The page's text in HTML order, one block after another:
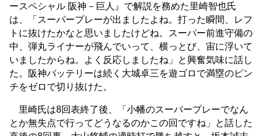
ースペシャル 阪神－巨人』で解説を務めた里崎智也氏
は、「スーパープレーが出ましたよね。打った瞬間、レフ
トに抜けたかなと思いましたけどね。スーパー前進守備の
中、弾丸ライナーが飛んでいって、横っとび、宙に浮いて
いましたからね。よく反応しましたね」と興奮気味に話し
た。阪神バッテリーは続く大城卓三を遊ゴロで満塁のピン
チをゼロで切り抜けた。
里崎氏は8回表終了後、「小幡のスーパープレーでなん
とか無失点で行ってどうなるのかこの回ですね」と話した